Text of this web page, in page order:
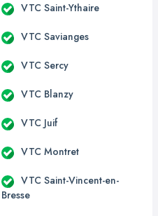
VTC Saint-Ythaire
VTC Savianges
VTC Sercy
VTC Blanzy
VTC Juif
VTC Montret
VTC Saint-Vincent-en-
Bresse